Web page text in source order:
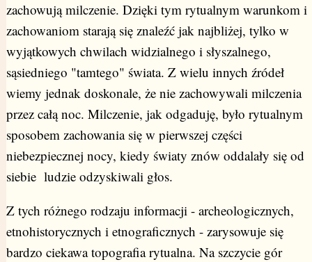
zachowują milczenie. Dzięki tym rytualnym warunkom i
zachowaniom starają się znaleźć jak najbliżej, tylko w
wyjątkowych chwilach widzialnego i słyszalnego,
sąsiedniego "tamtego" świata. Z wielu innych źródeł
wiemy jednak doskonale, że nie zachowywali milczenia
przez całą noc. Milczenie, jak odgaduję, było rytualnym
sposobem zachowania się w pierwszej części
niebezpiecznej nocy, kiedy światy znów oddalały się od
siebie ludzie odzyskiwali głos.
Z tych różnego rodzaju informacji - archeologicznych,
etnohistorycznych i etnograficznych - zarysowuje się
bardzo ciekawa topografia rytualna. Na szczycie gór